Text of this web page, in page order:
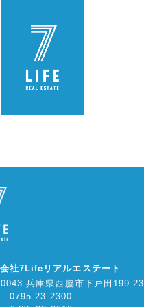
社7Lifeリアルエステート
兵庫県西脇市下戸田199-23
: 0795 23 2300